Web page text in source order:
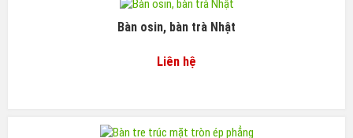
Bàn osin, bàn trà Nhật
Liên hệ